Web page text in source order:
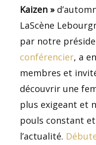
Kaizen »
LaScène
par notre
conférencier, a
membres et
découvrir une
plus exigeant et
pouls constant
l’actualité.